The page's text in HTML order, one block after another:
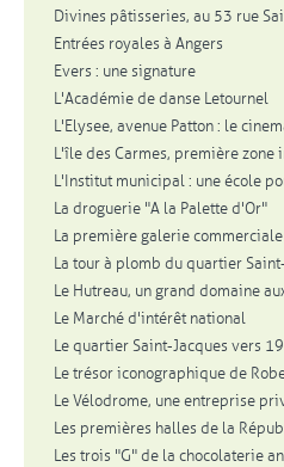
Divines pâtisseries, au 53 rue
Entrées royales à Angers
Evers : une signature
L'Académie de danse Letournel
L'Elysee, avenue Patton : le
L'île des Carmes, première
L'Institut municipal : une école
La droguerie "A la Palette d'Or"
La première galerie
La tour à plomb du quartier
Le Hutreau, un grand domaine
Le Marché d'intérêt national
Le quartier Saint-Jacques vers
Le trésor iconographique de
Le Vélodrome, une entreprise
Les premières halles de la
Les trois "G" de la chocolaterie